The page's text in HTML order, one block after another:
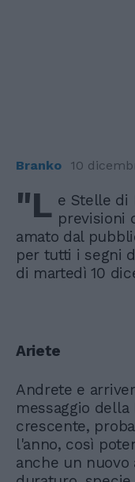
Branko 10
"L e Stelle di
previsioni
amato dal
per tutti i segni
di martedì 10
Ariete
Andrete e
messaggio della
crescente,
l'anno, così
anche un nuovo